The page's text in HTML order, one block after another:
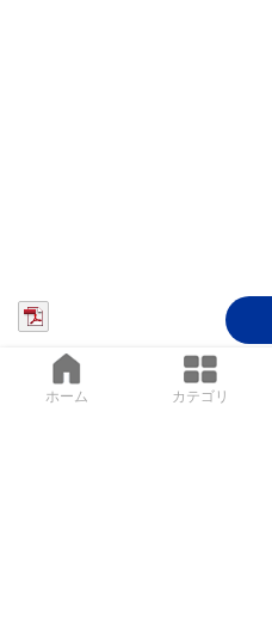
ホーム カテゴリ